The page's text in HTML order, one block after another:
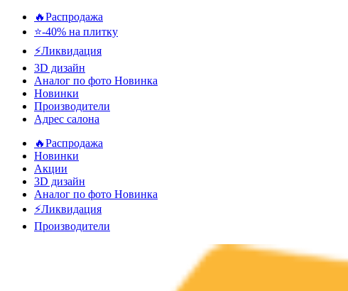
🔥Распродажа
⭐-40% на плитку
⚡️Ликвидация
3D дизайн
Аналог по фото Новинка
Новинки
Производители
Адрес салона
🔥Распродажа
Новинки
Акции
3D дизайн
Аналог по фото Новинка
⚡Ликвидация
Производители